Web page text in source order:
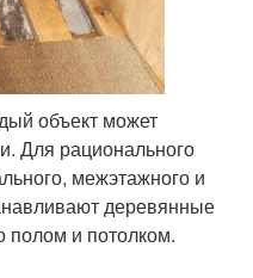
объект может
Для рационального
межэтажного и
деревянные
и потолком.